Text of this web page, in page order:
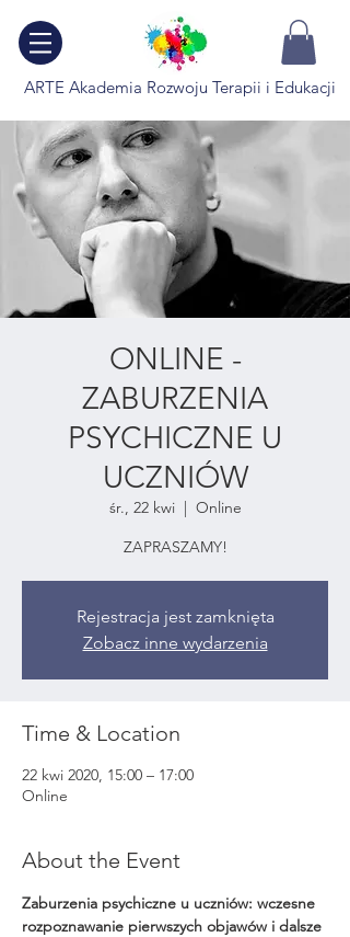
ARTE Akademia Rozwoju Terapii i Edukacji
ONLINE -
ZABURZENIA
PSYCHICZNE U
UCZNIÓW
śr., 22 kwi
  |
Online
ZAPRASZAMY!
Rejestracja jest zamknięta
Zobacz inne wydarzenia
Time & Location
22 kwi 2020, 15:00 – 17:00
Online
About the Event
Zaburzenia psychiczne u uczniów: wczesne
rozpoznawanie pierwszych objawów i dalsze